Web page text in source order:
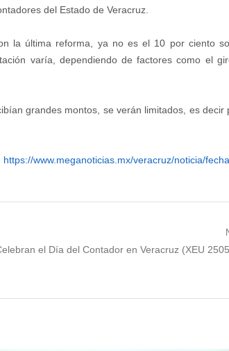
del Estado de Veracruz.
la última reforma, ya no es el 10 por ciento
varía, dependiendo de factores como el
grandes montos, se verán limitados, es decir
https://www.meganoticias.mx/veracruz/noticia/
el Día del Contador en Veracruz (XEU